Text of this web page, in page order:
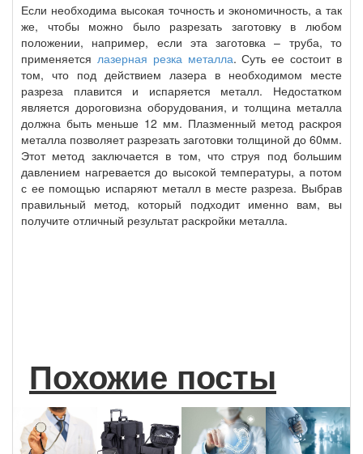
Если необходима высокая точность и экономичность, а так
же, чтобы можно было разрезать заготовку в любом
положении, например, если эта заготовка – труба, то
применяется лазерная резка металла. Суть ее состоит в
том, что под действием лазера в необходимом месте
разреза плавится и испаряется металл. Недостатком
является дороговизна оборудования, и толщина металла
должна быть меньше 12 мм. Плазменный метод раскроя
металла позволяет разрезать заготовки толщиной до 60мм.
Этот метод заключается в том, что струя под большим
давлением нагревается до высокой температуры, а потом
с ее помощью испаряют металл в месте разреза. Выбрав
правильный метод, который подходит именно вам, вы
получите отличный результат раскройки металла.
Похожие посты